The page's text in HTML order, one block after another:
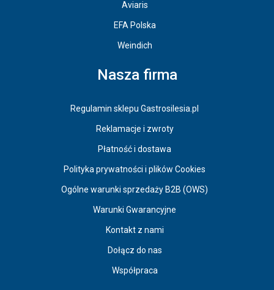
Aviaris
EFA Polska
Weindich
Nasza firma
Regulamin sklepu Gastrosilesia.pl
Reklamacje i zwroty
Płatność i dostawa
Polityka prywatności i plików Cookies
Ogólne warunki sprzedaży B2B (OWS)
Warunki Gwarancyjne
Kontakt z nami
Dołącz do nas
Współpraca